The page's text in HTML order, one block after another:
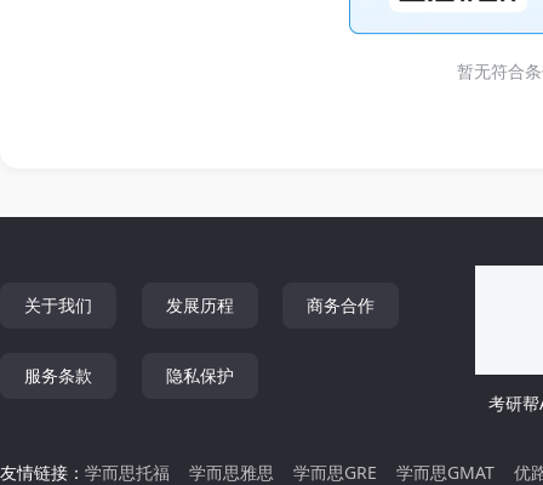
暂无符合
关于我们 发展历程 商务合作
服务条款
隐私保护
考研帮
友情链接： 学而思托福 学而思雅思 学而思GRE 学而思GMAT 优